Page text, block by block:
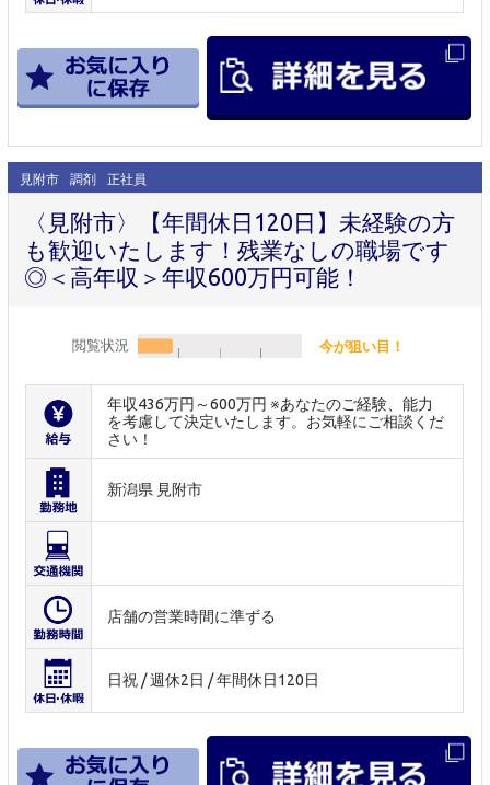
見附市 調剤 正社員
〈見附市〉【年間休日120日】未経験の方
も歓迎いたします！残業なしの職場です
◎＜高年収＞年収600万円可能！
閲覧状況 今が狙い目！
年収436万円～600万円 ※あなたのご経験、能力
を考慮して決定いたします。お気軽にご相談くだ
さい！
新潟県 見附市
店舗の営業時間に準ずる
日祝 / 週休2日 / 年間休日120日